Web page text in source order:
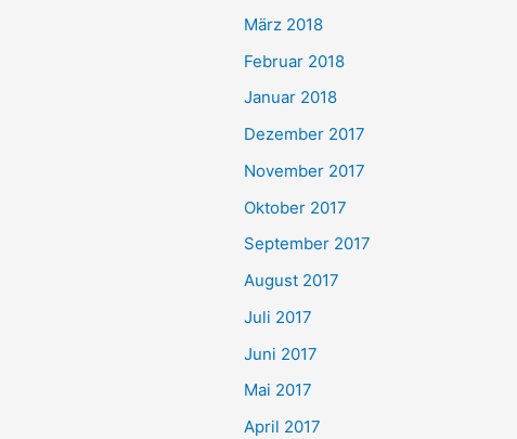
März 2018
Februar 2018
Januar 2018
Dezember 2017
November 2017
Oktober 2017
September 2017
August 2017
Juli 2017
Juni 2017
Mai 2017
April 2017